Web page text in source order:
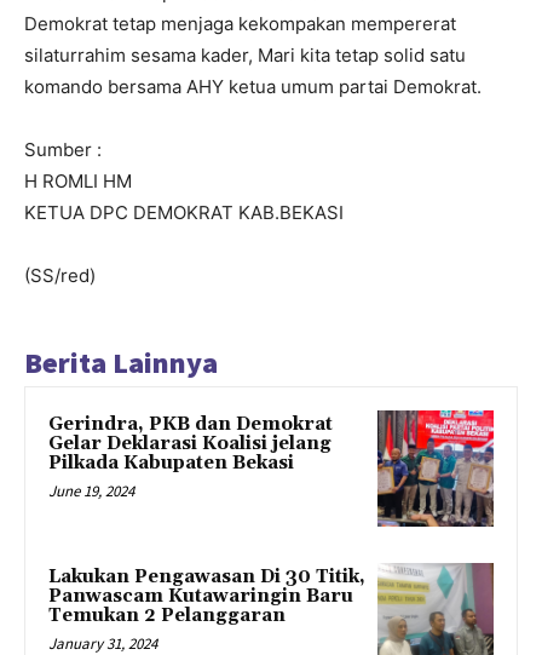
Demokrat tetap menjaga kekompakan mempererat
silaturrahim sesama kader, Mari kita tetap solid satu
komando bersama AHY ketua umum partai Demokrat.
Sumber :
H ROMLI HM
KETUA DPC DEMOKRAT KAB.BEKASI
(SS/red)
Berita Lainnya
Gerindra, PKB dan Demokrat
Gelar Deklarasi Koalisi jelang
Pilkada Kabupaten Bekasi
June 19, 2024
Lakukan Pengawasan Di 30 Titik,
Panwascam Kutawaringin Baru
Temukan 2 Pelanggaran
January 31, 2024